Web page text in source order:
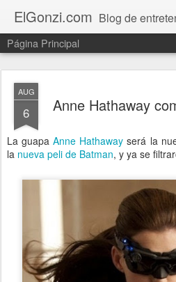
ElGonzi.com Blog de entretenimiento, chismes, humor, farándula,
Página Principal
AUG
6 Anne Hathaway
La guapaAnne Hathaway será la
la nueva peli de Batman, y ya se